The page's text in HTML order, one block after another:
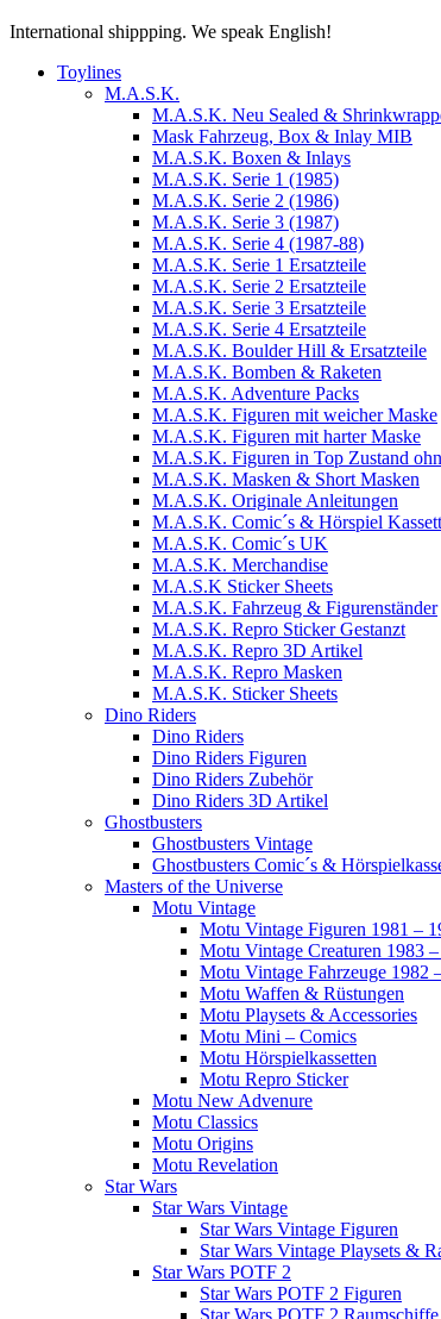
International shippping. We speak English!
Toylines
M.A.S.K.
M.A.S.K. Neu Sealed &
Mask Fahrzeug, Box & Inlay MIB
M.A.S.K. Boxen & Inlays
M.A.S.K. Serie 1 (1985)
M.A.S.K. Serie 2 (1986)
M.A.S.K. Serie 3 (1987)
M.A.S.K. Serie 4 (1987-88)
M.A.S.K. Serie 1 Ersatzteile
M.A.S.K. Serie 2 Ersatzteile
M.A.S.K. Serie 3 Ersatzteile
M.A.S.K. Serie 4 Ersatzteile
M.A.S.K. Boulder Hill & Ersatzteile
M.A.S.K. Bomben & Raketen
M.A.S.K. Adventure Packs
M.A.S.K. Figuren mit weicher Maske
M.A.S.K. Figuren mit harter Maske
M.A.S.K. Figuren in Top Zustand
M.A.S.K. Masken & Short Masken
M.A.S.K. Originale Anleitungen
M.A.S.K. Comic´s & Hörspiel
M.A.S.K. Comic´s UK
M.A.S.K. Merchandise
M.A.S.K Sticker Sheets
M.A.S.K. Fahrzeug & Figurenständer
M.A.S.K. Repro Sticker Gestanzt
M.A.S.K. Repro 3D Artikel
M.A.S.K. Repro Masken
M.A.S.K. Sticker Sheets
Dino Riders
Dino Riders
Dino Riders Figuren
Dino Riders Zubehör
Dino Riders 3D Artikel
Ghostbusters
Ghostbusters Vintage
Ghostbusters Comic´s &
Masters of the Universe
Motu Vintage
Motu Vintage Figuren 1981 –
Motu Vintage Creaturen 1983
Motu Vintage Fahrzeuge 1982
Motu Waffen & Rüstungen
Motu Playsets & Accessories
Motu Mini – Comics
Motu Hörspielkassetten
Motu Repro Sticker
Motu New Advenure
Motu Classics
Motu Origins
Motu Revelation
Star Wars
Star Wars Vintage
Star Wars Vintage Figuren
Star Wars Vintage Playsets &
Star Wars POTF 2
Star Wars POTF 2 Figuren
Star Wars POTF 2